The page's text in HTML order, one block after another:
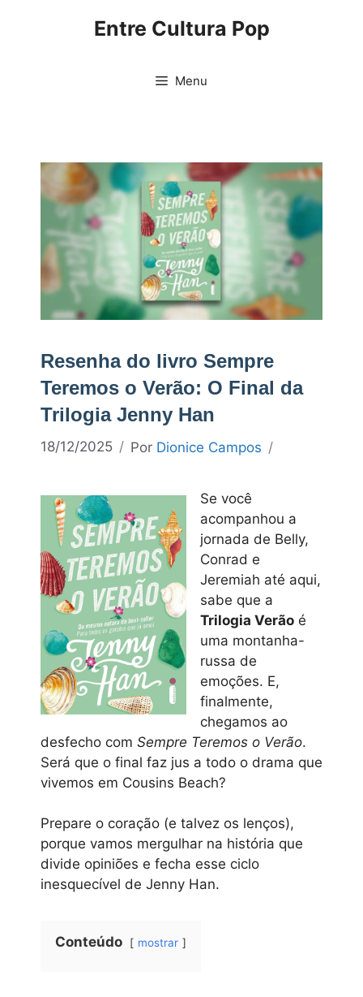
Entre Cultura Pop
Menu
Resenha do livro Sempre
Teremos o Verão: O Final da
Trilogia Jenny Han
18/12/2025 Por Dionice Campos
Se você
acompanhou a
jornada de Belly,
Conrad e
Jeremiah até aqui,
sabe que a
Trilogia Verão é
uma montanha-
russa de
emoções. E,
finalmente,
chegamos ao
desfecho com Sempre Teremos o Verão.
Será que o final faz jus a todo o drama que
vivemos em Cousins Beach?
Prepare o coração (e talvez os lenços),
porque vamos mergulhar na história que
divide opiniões e fecha esse ciclo
inesquecível de Jenny Han.
Conteúdo mostrar